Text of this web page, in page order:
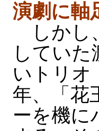
演劇に軸
しかし
していた
いトリオ
年、「花
ーを機に